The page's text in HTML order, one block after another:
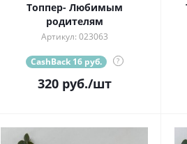
Топпер- Любимым
родителям
Артикул: 023063
CashBack 16 руб. ?
320руб./шт